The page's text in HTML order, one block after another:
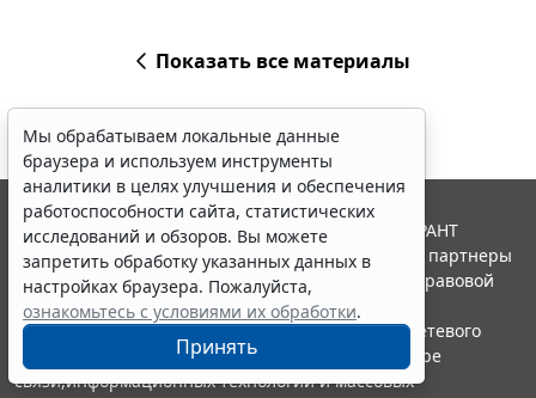
Показать все материалы
Мы обрабатываем локальные данные
браузера и используем инструменты
аналитики в целях улучшения и обеспечения
работоспособности сайта, статистических
исследований и обзоров. Вы можете
запретить обработку указанных данных в
настройках браузера. Пожалуйста,
ознакомьтесь с условиями их обработки.
Принять
© ООО "НПП "ГАРАНТ-СЕРВИС", 2026. Система ГАРАНТ
выпускается с 1990 года. Компания "Гарант" и ее партнеры
являются участниками Российской ассоциации правовой
информации ГАРАНТ.
Портал ГАРАНТ.РУ зарегистрирован в качестве сетевого
издания Федеральной службой по надзору в сфере
связи,информационных технологий и массовых